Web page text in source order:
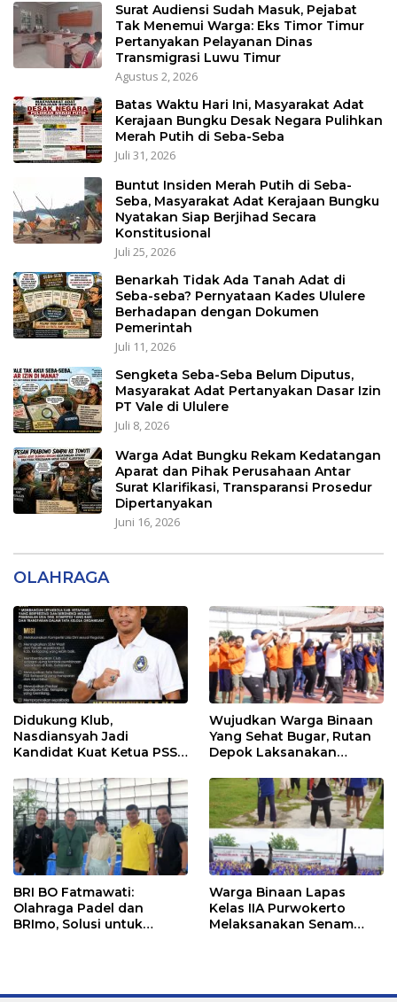
Surat Audiensi Sudah Masuk, Pejabat
Tak Menemui Warga: Eks Timor Timur
Pertanyakan Pelayanan Dinas
Transmigrasi Luwu Timur
Agustus 2, 2026
Batas Waktu Hari Ini, Masyarakat Adat
Kerajaan Bungku Desak Negara Pulihkan
Merah Putih di Seba-Seba
Juli 31, 2026
Buntut Insiden Merah Putih di Seba-
Seba, Masyarakat Adat Kerajaan Bungku
Nyatakan Siap Berjihad Secara
Konstitusional
Juli 25, 2026
Benarkah Tidak Ada Tanah Adat di
Seba-seba? Pernyataan Kades Ululere
Berhadapan dengan Dokumen
Pemerintah
Juli 11, 2026
Sengketa Seba-Seba Belum Diputus,
Masyarakat Adat Pertanyakan Dasar Izin
PT Vale di Ululere
Juli 8, 2026
Warga Adat Bungku Rekam Kedatangan
Aparat dan Pihak Perusahaan Antar
Surat Klarifikasi, Transparansi Prosedur
Dipertanyakan
Juni 16, 2026
OLAHRAGA
Didukung Klub,
Nasdiansyah Jadi
Kandidat Kuat Ketua PSSI
Wujudkan Warga Binaan
Yang Sehat Bugar, Rutan
Depok Laksanakan
BRI BO Fatmawati:
Olahraga Padel dan
BRImo, Solusi untuk
Warga Binaan Lapas
Kelas IIA Purwokerto
Melaksanakan Senam